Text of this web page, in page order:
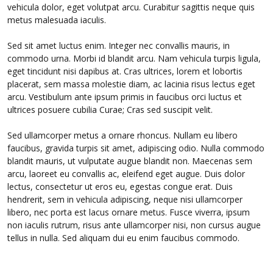
vehicula dolor, eget volutpat arcu. Curabitur sagittis neque quis
metus malesuada iaculis.
Sed sit amet luctus enim. Integer nec convallis mauris, in
commodo urna. Morbi id blandit arcu. Nam vehicula turpis ligula,
eget tincidunt nisi dapibus at. Cras ultrices, lorem et lobortis
placerat, sem massa molestie diam, ac lacinia risus lectus eget
arcu. Vestibulum ante ipsum primis in faucibus orci luctus et
ultrices posuere cubilia Curae; Cras sed suscipit velit.
Sed ullamcorper metus a ornare rhoncus. Nullam eu libero
faucibus, gravida turpis sit amet, adipiscing odio. Nulla commodo
blandit mauris, ut vulputate augue blandit non. Maecenas sem
arcu, laoreet eu convallis ac, eleifend eget augue. Duis dolor
lectus, consectetur ut eros eu, egestas congue erat. Duis
hendrerit, sem in vehicula adipiscing, neque nisi ullamcorper
libero, nec porta est lacus ornare metus. Fusce viverra, ipsum
non iaculis rutrum, risus ante ullamcorper nisi, non cursus augue
tellus in nulla. Sed aliquam dui eu enim faucibus commodo.